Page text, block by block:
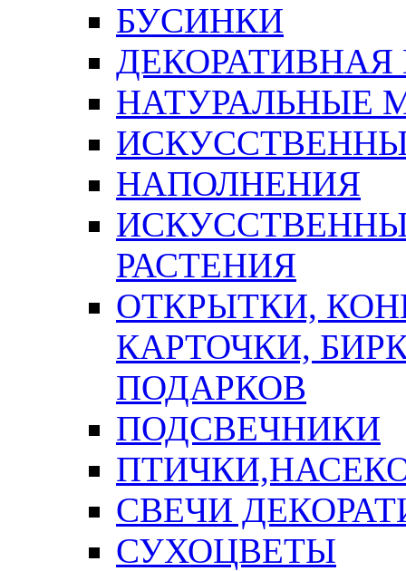
БУСИНКИ
ДЕКОРАТИВНАЯ
НАТУРАЛЬНЫЕ
НАПОЛНЕНИЯ
РАСТЕНИЯ
ОТКРЫТКИ,
КАРТОЧКИ,
ПОДАРКОВ
ПОДСВЕЧНИКИ
СВЕЧИ
СУХОЦВЕТЫ